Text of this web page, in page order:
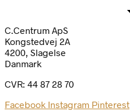
C.Centrum ApS
Kongstedvej 2A
4200, Slagelse
Danmark
CVR: 44 87 28 70
Facebook Instagram Pinterest